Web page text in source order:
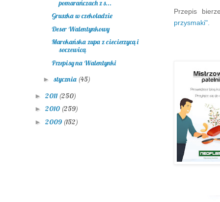
Przepis
przysmaki".
pomarańczach z s...
Gruszka w czekoladzie
Deser Walentynkowy
Marokańska zupa z ciecierzycą i
soczewicą
Przepisy na Walentynki
► stycznia (45)
► 2011 (250)
► 2010 (259)
► 2009 (152)